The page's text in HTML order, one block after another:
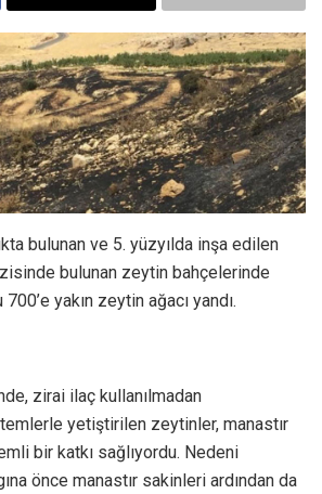
bulunan ve 5. yüzyılda inşa edilen
bulunan zeytin bahçelerinde
yakın zeytin ağacı yandı.
zirai ilaç kullanılmadan
yetiştirilen zeytinler, manastır
bir katkı sağlıyordu. Nedeni
önce manastır sakinleri ardından da